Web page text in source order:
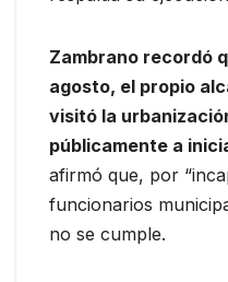
Zambrano recordó
agosto, el propio
visitó la
públicamente a
afirmó que, por
funcionarios
no se cumple.